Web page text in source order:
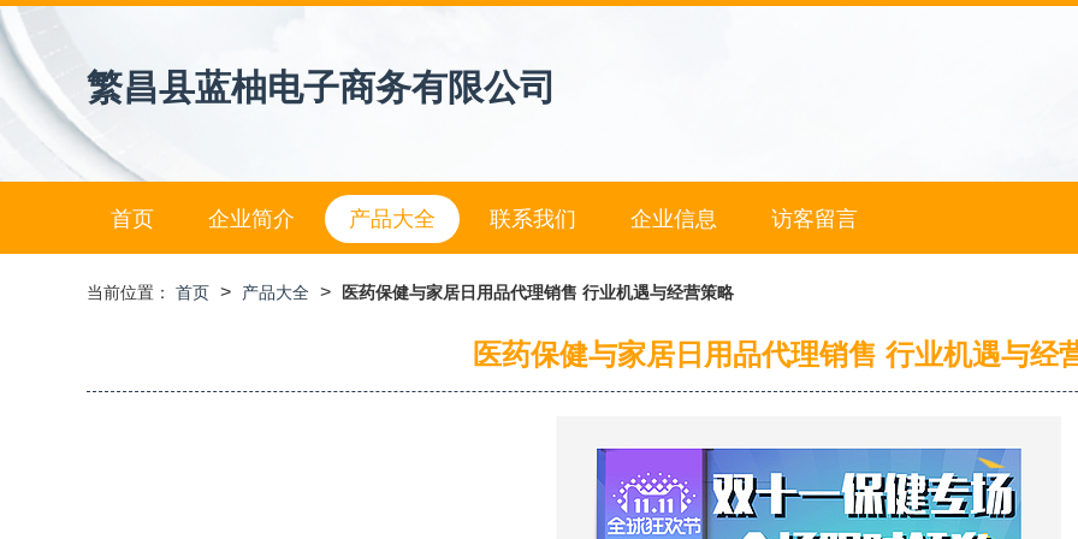
繁昌县蓝柚电子商务有限公司
首页 企业简介 产品大全 联系我们 企业信息 访客留言
当前位置： 首页 > 产品大全 > 医药保健与家居日用品代理销售 行业机遇与经营策略
医药保健与家居日用品代理销售 行业机遇与经